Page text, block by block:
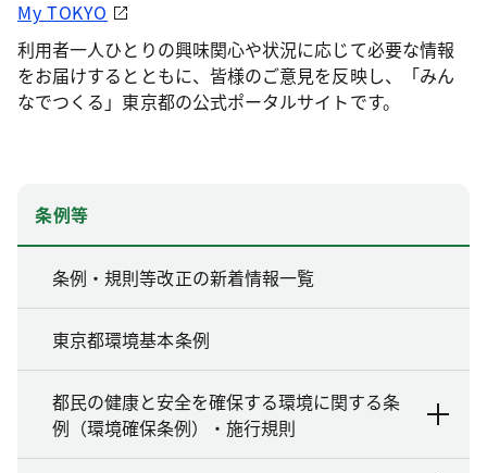
My TOKYO
利用者一人ひとりの興味関心や状況に応じて必要な情報
をお届けするとともに、皆様のご意見を反映し、「みん
なでつくる」東京都の公式ポータルサイトです。
条例等
条例・規則等改正の新着情報一覧
東京都環境基本条例
都民の健康と安全を確保する環境に関する条
例（環境確保条例）・施行規則